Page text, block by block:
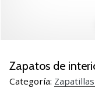
Accelerate
NITRO
SQD
Zapatos de
Categoría: